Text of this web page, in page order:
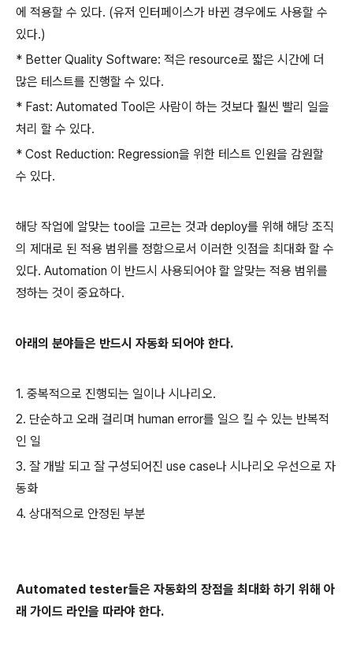
에 적용할 수 있다. (유저 인터페이스가 바뀐 경우에도 사용할 수
있다.)
* Better Quality Software: 적은 resource로 짧은 시간에 더
많은 테스트를 진행할 수 있다.
* Fast: Automated Tool은 사람이 하는 것보다 훨씬 빨리 일을
처리 할 수 있다.
* Cost Reduction: Regression을 위한 테스트 인원을 감원할
수 있다.
해당 작업에 알맞는 tool을 고르는 것과 deploy를 위해 해당 조직
의 제대로 된 적용 범위를 정함으로서 이러한 잇점을 최대화 할 수
있다. Automation 이 반드시 사용되어야 할 알맞는 적용 범위를
정하는 것이 중요하다.
아래의 분야들은 반드시 자동화 되어야 한다.
1. 중복적으로 진행되는 일이나 시나리오.
2. 단순하고 오래 걸리며 human error를 일으 킬 수 있는 반복적
인 일
3. 잘 개발 되고 잘 구성되어진 use case나 시나리오 우선으로 자
동화
4. 상대적으로 안정된 부분
Automated tester들은 자동화의 장점을 최대화 하기 위해 아
래 가이드 라인을 따라야 한다.